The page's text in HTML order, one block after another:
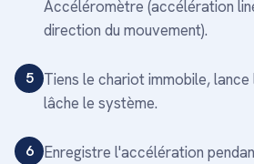
Accéléromètre (accélération
direction du mouvement).
5 Tiens le chariot immobile,
lâche le système.
6 Enregistre l'accélération